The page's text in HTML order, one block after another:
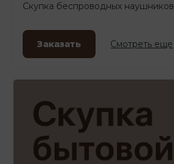
Скупка беспроводных наушников
Заказать Смотреть еще